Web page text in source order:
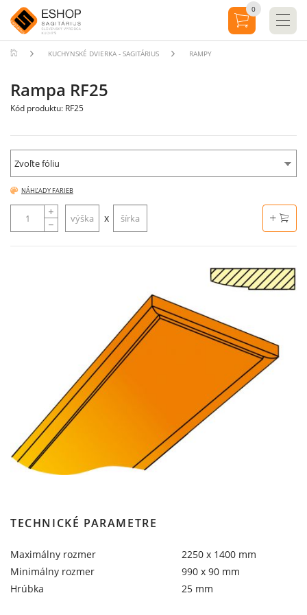
KUCHYNSKÉ DVIERKA - SAGITÁRIUS RAMPY
Rampa RF25
Kód produktu: RF25
Zvoľte fóliu
NÁHĽADY FARIEB
x
TECHNICKÉ PARAMETRE
Maximálny rozmer
2250 x 1400 mm
Minimálny rozmer
990 x 90 mm
Hrúbka
25 mm
0